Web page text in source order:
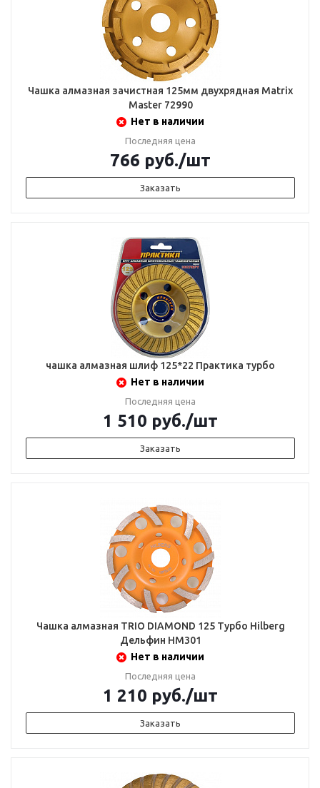
Чашка алмазная зачистная 125мм двухрядная Matrix
Master 72990
Нет в наличии
Последняя цена
766 руб./шт
Заказать
чашка алмазная шлиф 125*22 Практика турбо
Нет в наличии
Последняя цена
1 510 руб./шт
Заказать
Чашка алмазная TRIO DIAMOND 125 Турбо Hilberg
Дельфин HM301
Нет в наличии
Последняя цена
1 210 руб./шт
Заказать